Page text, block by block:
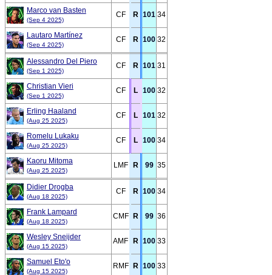
Marco van Basten
(Sep 4 2025)
CF R 101 34
Lautaro Martínez
(Sep 4 2025)
CF R 100 32
Alessandro Del Piero
(Sep 1 2025)
CF R 101 31
Christian Vieri
(Sep 1 2025)
CF L 100 32
Erling Haaland
(Aug 25 2025)
CF L 101 32
Romelu Lukaku
(Aug 25 2025)
CF L 100 34
Kaoru Mitoma
(Aug 25 2025)
LMF R 99 35
Didier Drogba
(Aug 18 2025)
CF R 100 34
Frank Lampard
(Aug 18 2025)
CMF R 99 36
Wesley Sneijder
(Aug 15 2025)
AMF R 100 33
Samuel Eto'o
(Aug 15 2025)
RMF R 100 33